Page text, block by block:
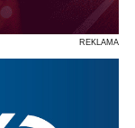
REKLAMA